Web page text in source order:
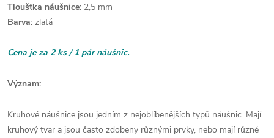
Tloušťka náušnice: 2,5 mm
Barva: zlatá
Cena je za 2 ks / 1 pár náušnic.
Význam:
Kruhové náušnice jsou jedním z nejoblíbenějších typů náušnic. Mají
kruhový tvar a jsou často zdobeny různými prvky, nebo mají různé